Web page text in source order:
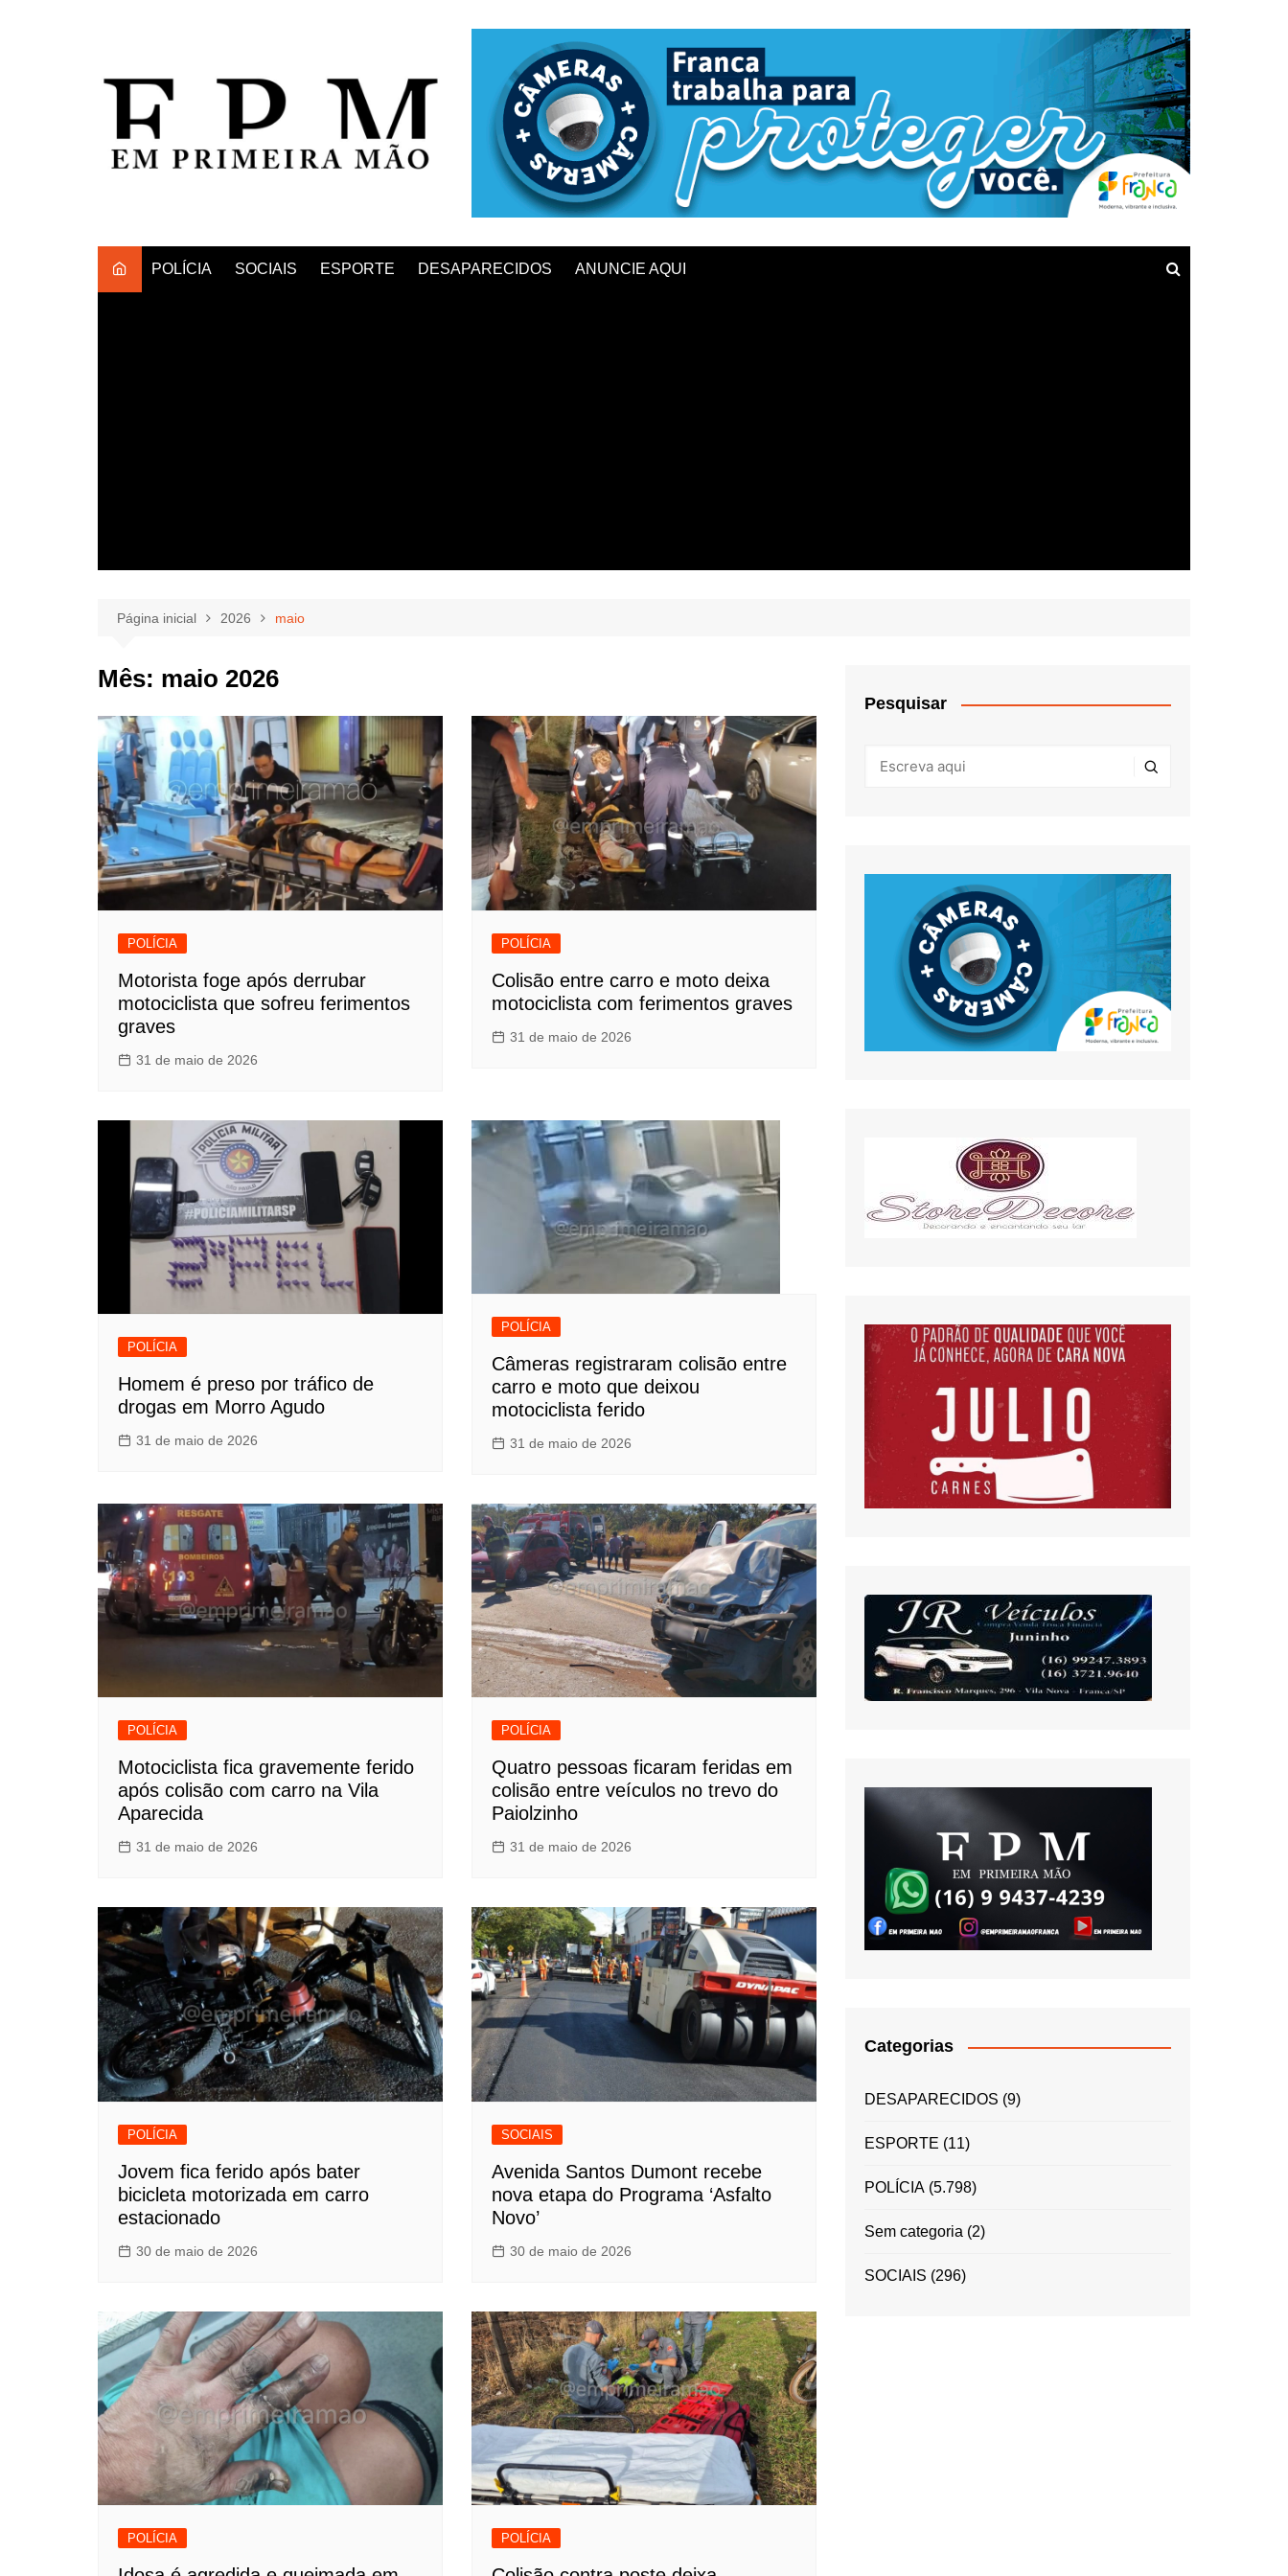
POLÍCIA SOCIAIS ESPORTE DESAPARECIDOS ANUNCIE AQUI
Página inicial 2026 maio
Mês: maio 2026
POLÍCIA
Motorista foge após derrubar
motociclista que sofreu ferimentos
graves
31 de maio de 2026
POLÍCIA
Colisão entre carro e moto deixa
motociclista com ferimentos graves
31 de maio de 2026
POLÍCIA
Homem é preso por tráfico de
drogas em Morro Agudo
31 de maio de 2026
POLÍCIA
Câmeras registraram colisão entre
carro e moto que deixou
motociclista ferido
31 de maio de 2026
POLÍCIA
Motociclista fica gravemente ferido
após colisão com carro na Vila
Aparecida
31 de maio de 2026
POLÍCIA
Quatro pessoas ficaram feridas em
colisão entre veículos no trevo do
Paiolzinho
31 de maio de 2026
POLÍCIA
Jovem fica ferido após bater
bicicleta motorizada em carro
estacionado
30 de maio de 2026
SOCIAIS
Avenida Santos Dumont recebe
nova etapa do Programa ‘Asfalto
Novo’
30 de maio de 2026
POLÍCIA POLÍCIA
Pesquisar
Categorias
DESAPARECIDOS (9)
ESPORTE (11)
POLÍCIA (5.798)
Sem categoria (2)
SOCIAIS (296)